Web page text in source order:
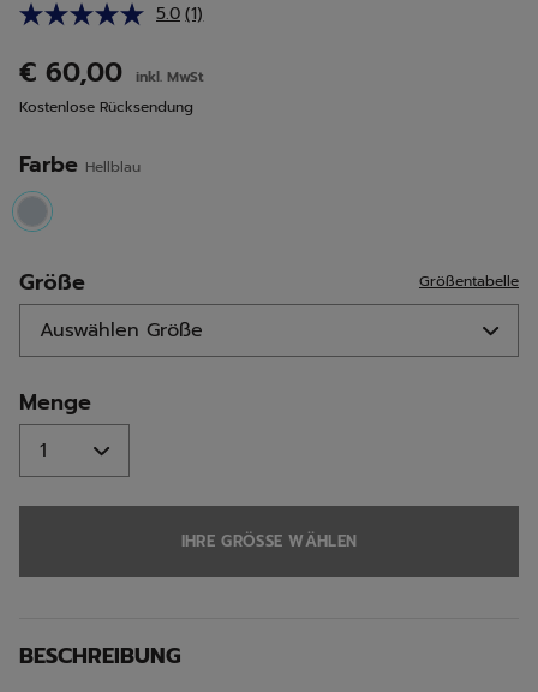
5.0 Bewertung
auf
derselben
Seite.
(1)
€ 60,00
inkl. MwSt
Kostenlose Rücksendung
Farbe Hellblau
selected
Größe Größentabelle
Menge
IHRE GRÖSSE WÄHLEN
BESCHREIBUNG